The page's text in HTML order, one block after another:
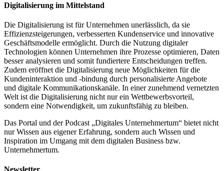
Digitalisierung im Mittelstand
Die Digitalisierung ist für Unternehmen unerlässlich, da sie
Effizienzsteigerungen, verbesserten Kundenservice und innovative
Geschäftsmodelle ermöglicht. Durch die Nutzung digitaler
Technologien können Unternehmen ihre Prozesse optimieren, Daten
besser analysieren und somit fundiertere Entscheidungen treffen.
Zudem eröffnet die Digitalisierung neue Möglichkeiten für die
Kundeninteraktion und -bindung durch personalisierte Angebote
und digitale Kommunikationskanäle. In einer zunehmend vernetzten
Welt ist die Digitalisierung nicht nur ein Wettbewerbsvorteil,
sondern eine Notwendigkeit, um zukunftsfähig zu bleiben.
Das Portal und der Podcast „Digitales Unternehmertum“ bietet nicht
nur Wissen aus eigener Erfahrung, sondern auch Wissen und
Inspiration im Umgang mit dem digitalen Business bzw.
Unternehmertum.